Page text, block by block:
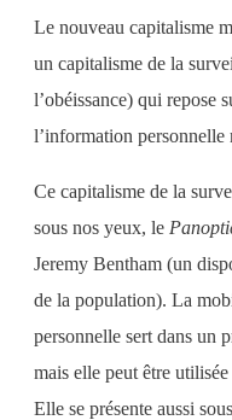
Le nouveau capitalisme
un capitalisme de la
l’obéissance) qui repose
l’information personnelle
Ce capitalisme de la
sous nos yeux, le
Jeremy Bentham (un
de la population). La
personnelle sert dans un
mais elle peut être
Elle se présente aussi